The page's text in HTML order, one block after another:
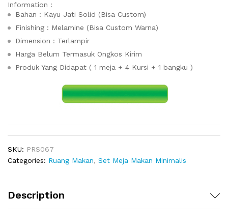
Information :
Bahan : Kayu Jati Solid (Bisa Custom)
Finishing : Melamine (Bisa Custom Warna)
Dimension : Terlampir
Harga Belum Termasuk Ongkos Kirim
Produk Yang Didapat ( 1 meja + 4 Kursi + 1 bangku )
SKU: PRS067
Categories: Ruang Makan, Set Meja Makan Minimalis
Description